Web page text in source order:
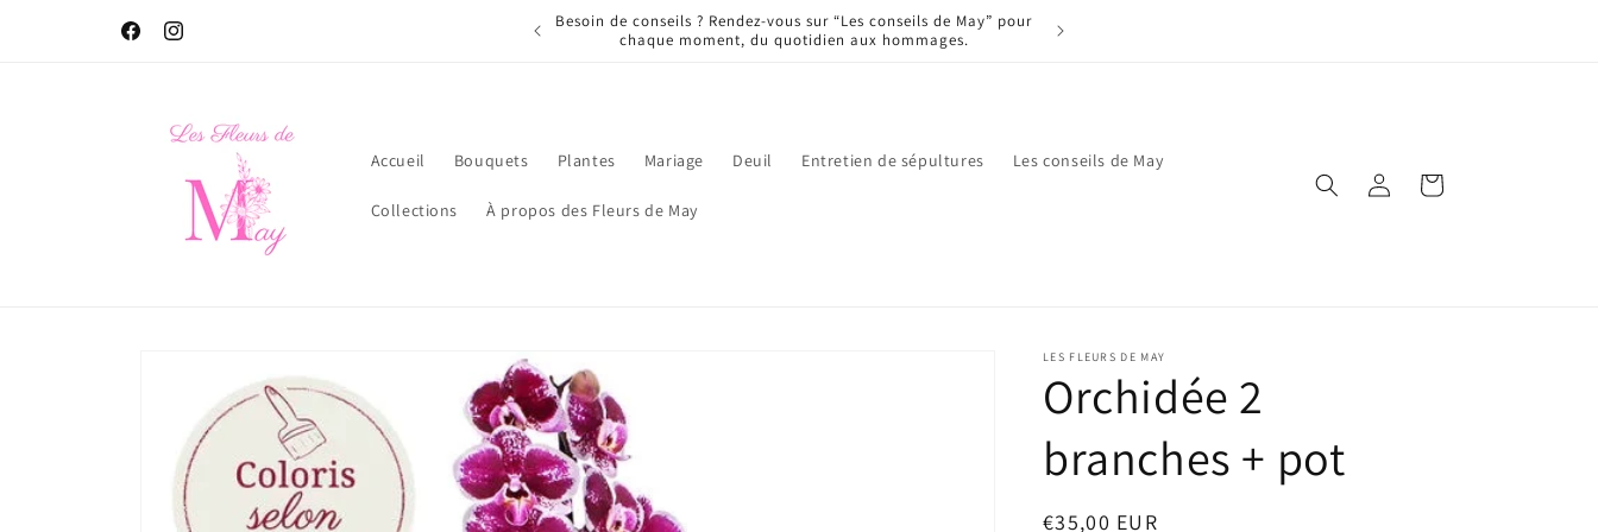
FacebookInstagram
Bienvenue chez Les Fleurs de May
Accueil Bouquets Plantes Mariage Deuil Entretien de sépultures Les conseils de May
Collections À propos des Fleurs de May
Connexion Panier
informations
produits
LES FLEURS DE MAY
Orchidée 2
branches + pot
Prix
€35,00 EUR